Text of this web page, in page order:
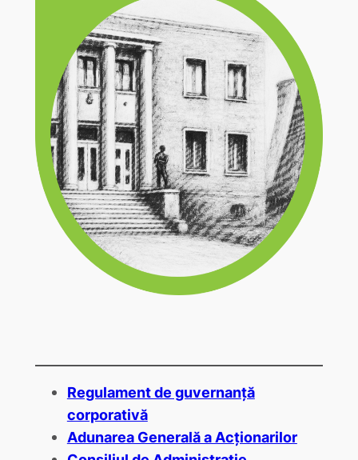
Regulament de guvernanță
corporativă
Adunarea Generală a Acționarilor